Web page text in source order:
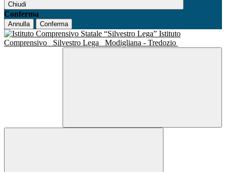
Chiudi
Conferma
Annulla Conferma
Istituto
Comprensivo
Silvestro Lega Modigliana - Tredozio